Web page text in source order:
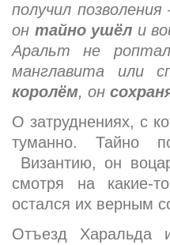
получил позволения
он тайно ушёл и
Аральт не
манглавита или
королём, он
О затруднениях, с
туманно. Тайно
Византию, он
смотря на какие-
остался их верным
Отъезд Харальда